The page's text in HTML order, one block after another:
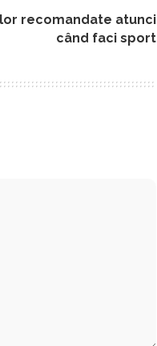
recomandate atunci
când faci sport